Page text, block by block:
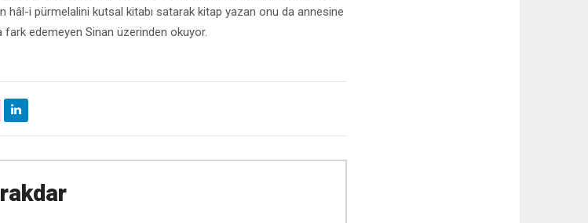
hâl-i pürmelalini kutsal kitabı satarak kitap yazan onu da annesine
fark edemeyen Sinan üzerinden okuyor.